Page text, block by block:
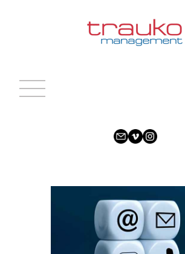
ACTRICES